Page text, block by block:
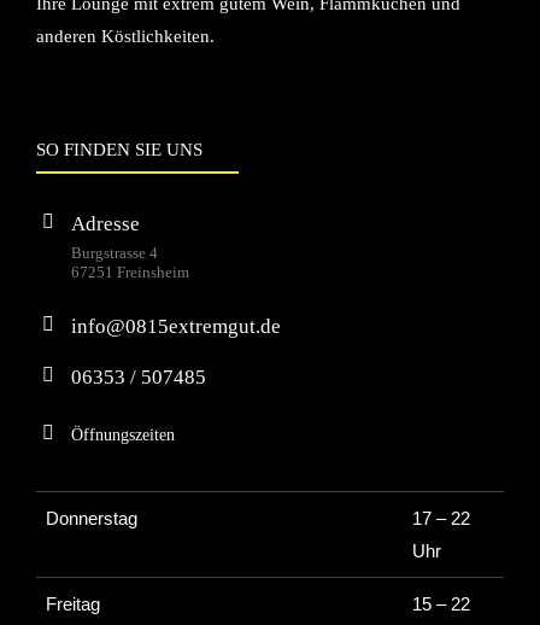
anderen Köstlichkeiten.
SO FINDEN SIE UNS
Adresse
Burgstrasse 4
67251 Freinsheim
info@0815extremgut.de
06353 / 507485
Öffnungszeiten
Donnerstag
17 – 22
Uhr
Freitag
15 – 22